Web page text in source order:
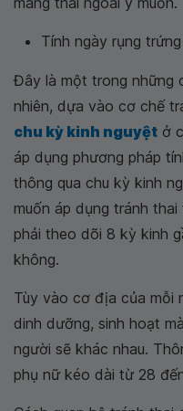
Tính ngày rụng
Đây là một trong những
nhiên, dựa vào cơ chế
chu kỳ kinh nguyệt ở
áp dụng phương pháp
thông qua chu kỳ kinh
muốn áp dụng tránh
phải theo dõi 8 kỳ kinh
không.
Tùy vào cơ địa của mỗi
dinh dưỡng, sinh hoạt
người sẽ khác nhau.
phụ nữ kéo dài từ 28